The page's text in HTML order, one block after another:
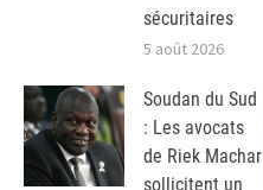
sécuritaires
5 août 2026
Soudan du Sud
: Les avocats
de Riek Machar
sollicitent un